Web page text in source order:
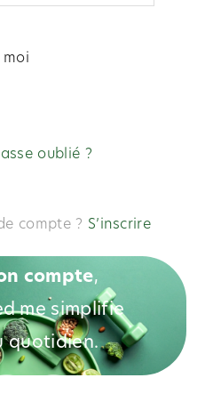
moi
oublié ?
compte ? S’inscrire
compte,
me simplifie
quotidien.